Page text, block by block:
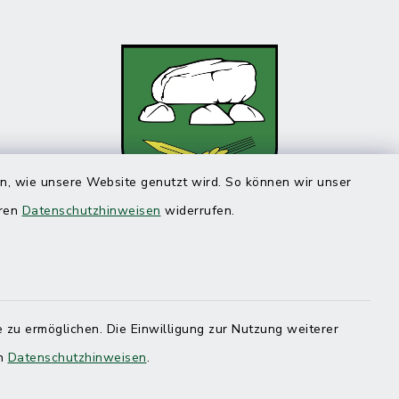
wie unsere Website genutzt wird. So können wir unser
Datenschutzhinweisen widerrufen.
ermöglichen. Die Einwilligung zur Nutzung weiterer
Datenschutzhinweisen.